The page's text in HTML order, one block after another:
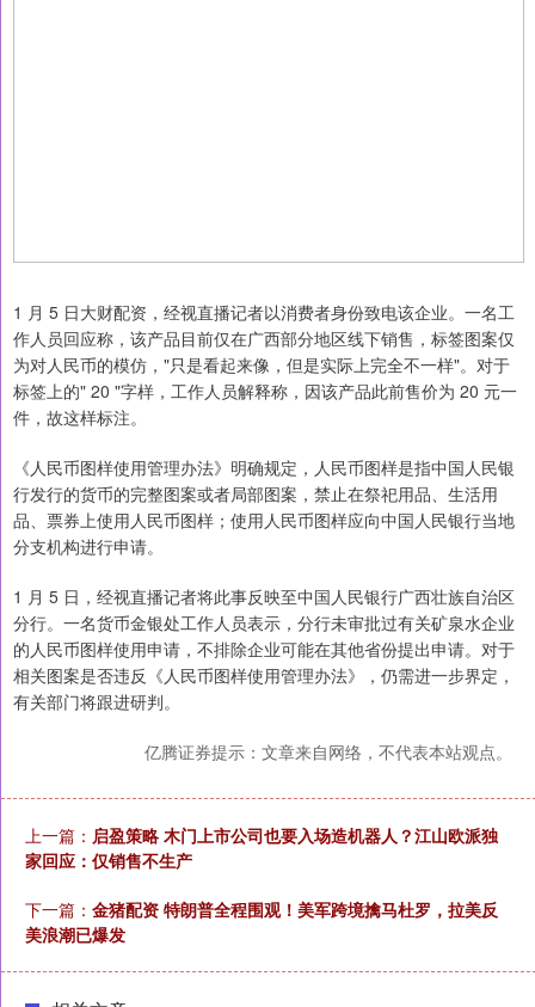
1 月 5 日大财配资，经视直播记者以消费者身份致电该企业。一名工
作人员回应称，该产品目前仅在广西部分地区线下销售，标签图案仅
为对人民币的模仿，"只是看起来像，但是实际上完全不一样"。对于
标签上的" 20 "字样，工作人员解释称，因该产品此前售价为 20 元一
件，故这样标注。
《人民币图样使用管理办法》明确规定，人民币图样是指中国人民银
行发行的货币的完整图案或者局部图案，禁止在祭祀用品、生活用
品、票券上使用人民币图样；使用人民币图样应向中国人民银行当地
分支机构进行申请。
1 月 5 日，经视直播记者将此事反映至中国人民银行广西壮族自治区
分行。一名货币金银处工作人员表示，分行未审批过有关矿泉水企业
的人民币图样使用申请，不排除企业可能在其他省份提出申请。对于
相关图案是否违反《人民币图样使用管理办法》，仍需进一步界定，
有关部门将跟进研判。
亿腾证券提示：文章来自网络，不代表本站观点。
上一篇： 启盈策略 木门上市公司也要入场造机器人？江山欧派独
家回应：仅销售不生产
下一篇： 金猪配资 特朗普全程围观！美军跨境擒马杜罗，拉美反
美浪潮已爆发